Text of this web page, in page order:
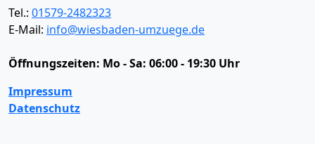
Tel.: 01579-2482323
E-Mail: info@wiesbaden-umzuege.de
Öffnungszeiten: Mo - Sa: 06:00 - 19:30 Uhr
Impressum
Datenschutz